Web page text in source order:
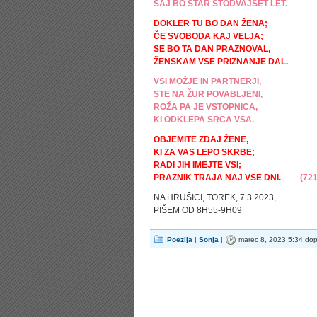
SAJ BO STAR STODVAJSET LET.
DOKLER TU BO DAN ŽENA;
ČE SVOBODA KAJ VELJA;
SE BO TA DAN PRAZNOVAL,
ŽENSKAM VSE PRIZNANJE DAL.
VSI MOŽJE IN PARTNERJI,
STE NA ŽUR POVABLJENI,
ROŽA PA JE VSTOPNICA,
KI ODKLEPA SRCA VSA.
OBJEMITE ZDAJ ŽENE,
KI ZA VAS LEPO SKRBE;
RADI JIH IMEJTE VSI;
PRAZNIK TRAJA NAJ VSE DNI.
NA HRUŠICI, TOREK, 7.3.2023,
PIŠEM OD 8H55-9H09
Poezija | Sonja | marec 8, 2023 5:34